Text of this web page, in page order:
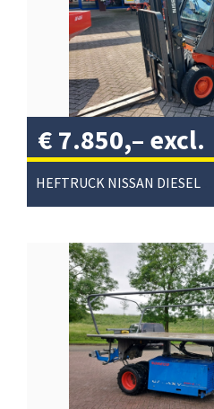
€ 7.850,– excl.
btw/